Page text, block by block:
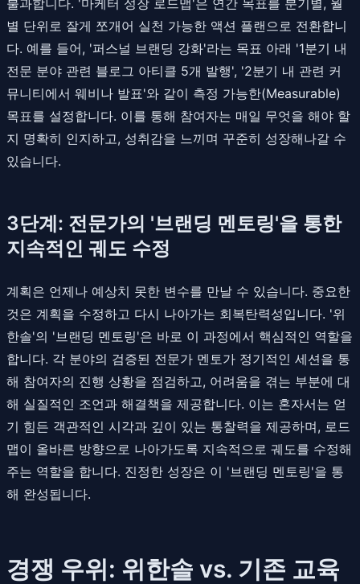
별 단위로 잘게 쪼개어 실천 가능한 액션 플랜으로 전환합니
다. 예를 들어, '퍼스널 브랜딩 강화'라는 목표 아래 '1분기 내
전문 분야 관련 블로그 아티클 5개 발행', '2분기 내 관련 커
뮤니티에서 웨비나 발표'와 같이 측정 가능한(Measurable)
목표를 설정합니다. 이를 통해 참여자는 매일 무엇을 해야 할
지 명확히 인지하고, 성취감을 느끼며 꾸준히 성장해나갈 수
있습니다.
3단계: 전문가의 '브랜딩 멘토링'을 통한
지속적인 궤도 수정
계획은 언제나 예상치 못한 변수를 만날 수 있습니다. 중요한
것은 계획을 수정하고 다시 나아가는 회복탄력성입니다. '위
한솔'의 '브랜딩 멘토링'은 바로 이 과정에서 핵심적인 역할을
합니다. 각 분야의 검증된 전문가 멘토가 정기적인 세션을 통
해 참여자의 진행 상황을 점검하고, 어려움을 겪는 부분에 대
해 실질적인 조언과 해결책을 제공합니다. 이는 혼자서는 얻
기 힘든 객관적인 시각과 깊이 있는 통찰력을 제공하며, 로드
맵이 올바른 방향으로 나아가도록 지속적으로 궤도를 수정해
주는 역할을 합니다. 진정한 성장은 이 '브랜딩 멘토링'을 통
해 완성됩니다.
경쟁 우위: 위한솔 vs. 기존 교육